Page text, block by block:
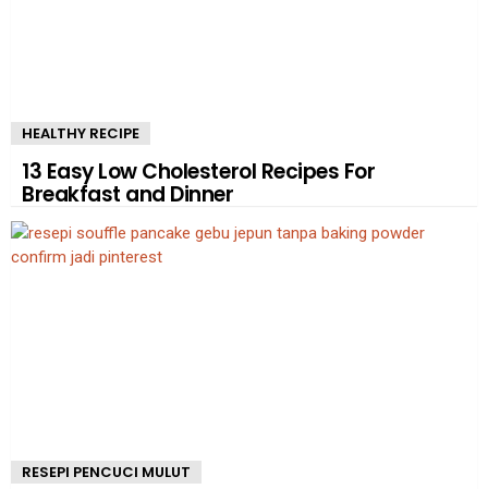
HEALTHY RECIPE
13 Easy Low Cholesterol Recipes For
Breakfast and Dinner
RESEPI PENCUCI MULUT